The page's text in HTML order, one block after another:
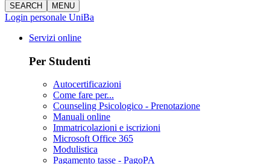
SEARCH MENU
Login personale UniBa
Servizi online
Per Studenti
Autocertificazioni
Come fare per...
Counseling Psicologico - Prenotazione
Manuali online
Immatricolazioni e iscrizioni
Microsoft Office 365
Modulistica
Pagamento tasse - PagoPA